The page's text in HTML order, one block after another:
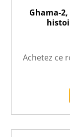
Ghama-2,
Achetez ce